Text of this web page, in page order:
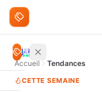
Aller au contenu
Rechercher des
PARCOURIR
Accueil Tendances
CETTE SEMAINE